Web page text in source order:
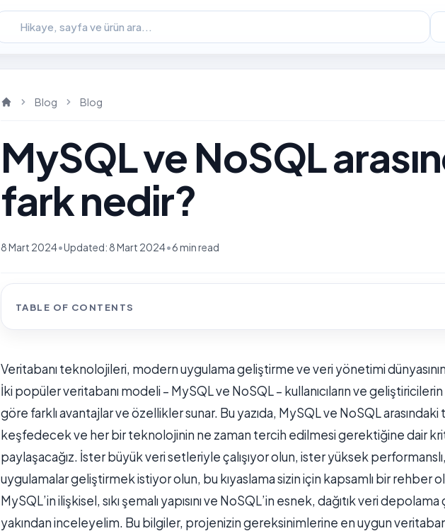
Blog Blog
MySQL ve NoSQL
fark nedir?
8 Mart 2024•Updated: 8 Mart 2024•6 min read
TABLE OF CONTENTS
Veritabanı teknolojileri, modern uygulama geliştirme ve veri yönetimi
İki popüler veritabanı modeli – MySQL ve NoSQL – kullanıcıların ve geliştiricilerin
göre farklı avantajlar ve özellikler sunar. Bu yazıda, MySQL ve NoSQL arasındaki
keşfedecek ve her bir teknolojinin ne zaman tercih edilmesi gerektiğine dair
paylaşacağız. İster büyük veri setleriyle çalışıyor olun, ister yüksek
uygulamalar geliştirmek istiyor olun, bu kıyaslama sizin için kapsamlı bir rehber
MySQL’in ilişkisel, sıkı şemalı yapısını ve NoSQL’in esnek, dağıtık veri
yakından inceleyelim. Bu bilgiler, projenizin gereksinimlerine en uygun